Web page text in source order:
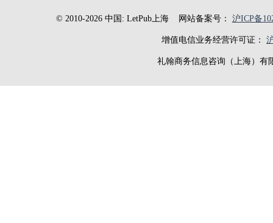
© 2010-2026 中国: LetPub上海网站备案号： 沪ICP备
增值电信业务经营许可证：
礼翰商务信息咨询（上海）